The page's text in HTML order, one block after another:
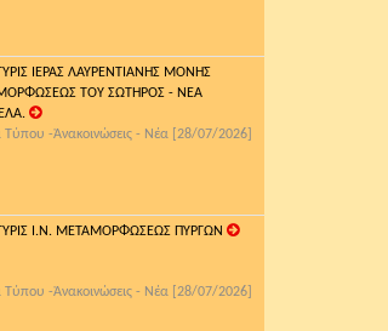
ΙΕΡΑΣ ΛΑΥΡΕΝΤΙΑΝΗΣ ΜΟΝΗΣ
ΤΟΥ ΣΩΤΗΡΟΣ - ΝΕΑ
Τύπου -Ἀνακοινώσεις - Νέα [28/07/2026]
Ι.Ν. ΜΕΤΑΜΟΡΦΩΣΕΩΣ ΠΥΡΓΩΝ
Τύπου -Ἀνακοινώσεις - Νέα [28/07/2026]